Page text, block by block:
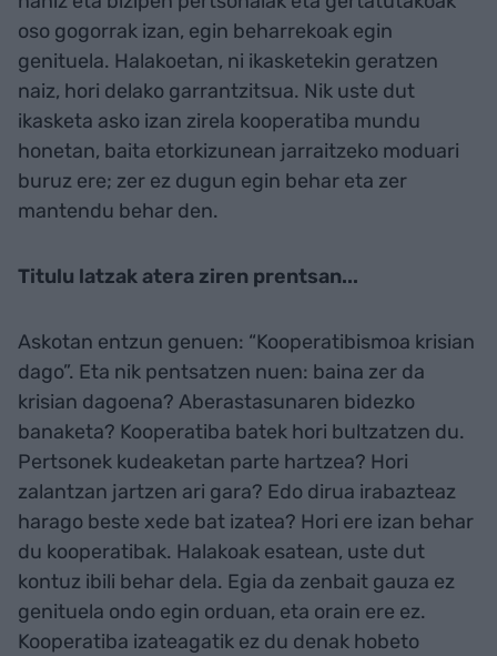
oso gogorrak izan, egin beharrekoak egin
genituela. Halakoetan, ni ikasketekin geratzen
naiz, hori delako garrantzitsua. Nik uste dut
ikasketa asko izan zirela kooperatiba mundu
honetan, baita etorkizunean jarraitzeko moduari
buruz ere; zer ez dugun egin behar eta zer
mantendu behar den.
Titulu latzak atera ziren prentsan...
Askotan entzun genuen: “Kooperatibismoa krisian
dago”. Eta nik pentsatzen nuen: baina zer da
krisian dagoena? Aberastasunaren bidezko
banaketa? Kooperatiba batek hori bultzatzen du.
Pertsonek kudeaketan parte hartzea? Hori
zalantzan jartzen ari gara? Edo dirua irabazteaz
harago beste xede bat izatea? Hori ere izan behar
du kooperatibak. Halakoak esatean, uste dut
kontuz ibili behar dela. Egia da zenbait gauza ez
genituela ondo egin orduan, eta orain ere ez.
Kooperatiba izateagatik ez du denak hobeto